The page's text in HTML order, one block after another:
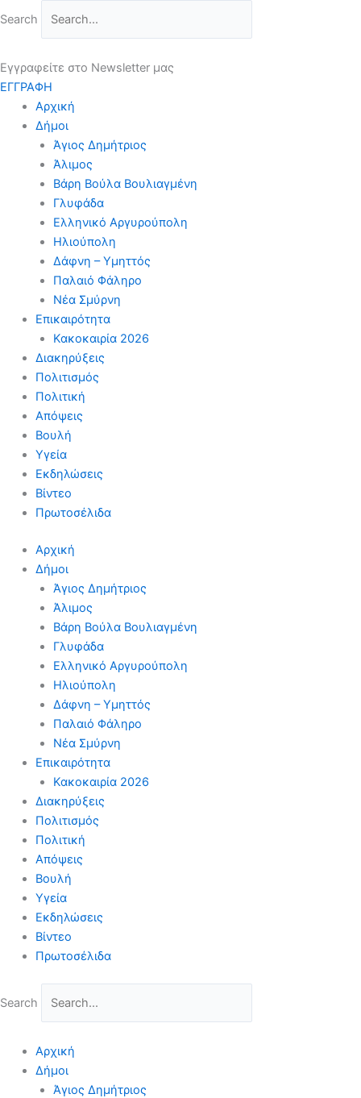
στο
Search
Εγγραφείτε στο Newsletter μας
ΕΓΓΡΑΦΗ
Αρχική
Δήμοι
Άγιος Δημήτριος
Άλιμος
Βάρη Βούλα Βουλιαγμένη
Γλυφάδα
Ελληνικό Αργυρούπολη
Ηλιούπολη
Δάφνη – Υμηττός
Παλαιό Φάληρο
Νέα Σμύρνη
Επικαιρότητα
Κακοκαιρία 2026
Διακηρύξεις
Πολιτισμός
Πολιτική
Απόψεις
Βουλή
Υγεία
Εκδηλώσεις
Βίντεο
Πρωτοσέλιδα
Αρχική
Δήμοι
Άγιος Δημήτριος
Άλιμος
Βάρη Βούλα Βουλιαγμένη
Γλυφάδα
Ελληνικό Αργυρούπολη
Ηλιούπολη
Δάφνη – Υμηττός
Παλαιό Φάληρο
Νέα Σμύρνη
Επικαιρότητα
Κακοκαιρία 2026
Διακηρύξεις
Πολιτισμός
Πολιτική
Απόψεις
Βουλή
Υγεία
Εκδηλώσεις
Βίντεο
Πρωτοσέλιδα
Search
Αρχική
Δήμοι
Άγιος Δημήτριος